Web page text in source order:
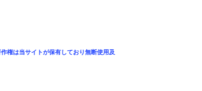
権は当サイトが保有しており無断使用及